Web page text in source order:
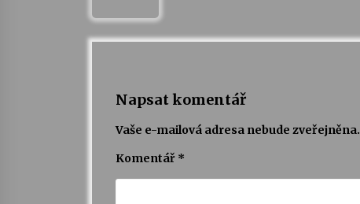
Napsat komentář
Vaše e-mailová adresa nebude zveřejněna.
Komentář *